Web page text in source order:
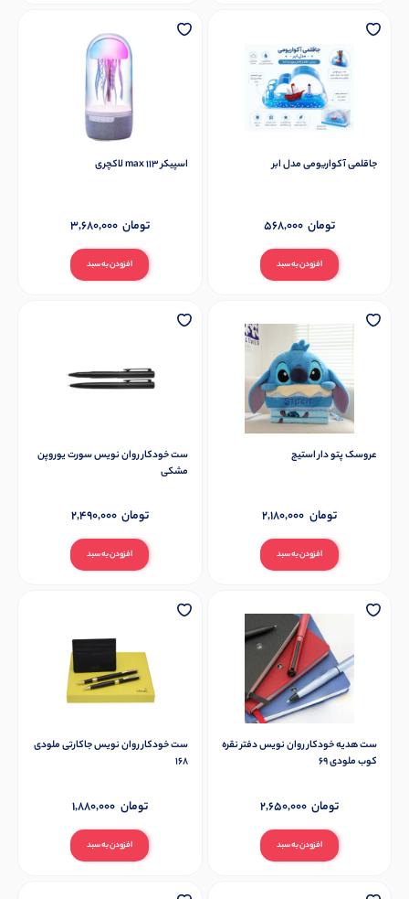
جاقلمی آکواریومی مدل ابر
افزودن به سبد
568,000 تومان
اسپیکر max 113 لاکچری
افزودن به سبد
3,680,000 تومان
عروسک پتو دار استیج
افزودن به سبد
2,180,000 تومان
ست خودکار روان نویس سورت یوروپن
مشکی
افزودن به سبد
2,490,000 تومان
ست هدیه خودکار روان نویس دفتر نقره
کوب ملودی 69
افزودن به سبد
2,650,000 تومان
ست خودکار روان نویس جاکارتی ملودی
168
افزودن به سبد
1,880,000 تومان